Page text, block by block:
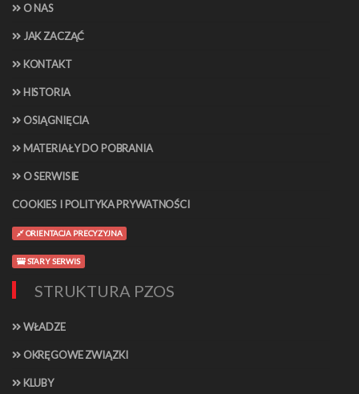
O NAS
JAK ZACZĄĆ
KONTAKT
HISTORIA
OSIĄGNIĘCIA
MATERIAŁY DO POBRANIA
O SERWISIE
COOKIES I POLITYKA PRYWATNOŚCI
ORIENTACJA PRECYZYJNA
STARY SERWIS
STRUKTURA PZOS
WŁADZE
OKRĘGOWE ZWIĄZKI
KLUBY